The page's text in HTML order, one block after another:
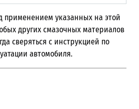
применением указанных на этой
других смазочных материалов
сверяться с инструкцией по
автомобиля.